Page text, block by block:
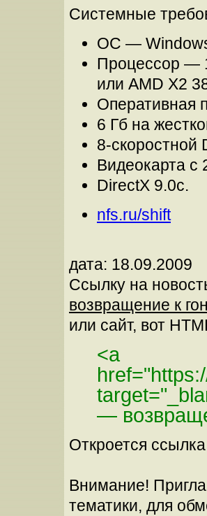
Системные
ОС — Windows
Процессор —
или AMD X2
Оперативная
6 Гб на
8-скоростной
Видеокарта с
DirectX 9.0c.
nfs.ru/shift
дата: 18.09.2009
Ссылку на
возвращение к
или сайт, вот
<a
—
Откроется
Внимание!
тематики, для